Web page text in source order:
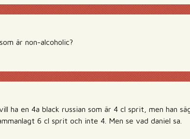
är non-alcoholic?
ha en 4a black russian som är 4 cl sprit, men han
6 cl sprit och inte 4. Men se vad daniel sa.